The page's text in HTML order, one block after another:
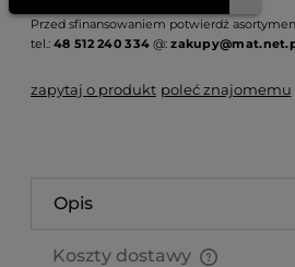
Przed sfinansowaniem potwierdź
tel.: 48 512 240 334 @:
zapytaj o produkt poleć znajomemu
Opis
Koszty dostawy